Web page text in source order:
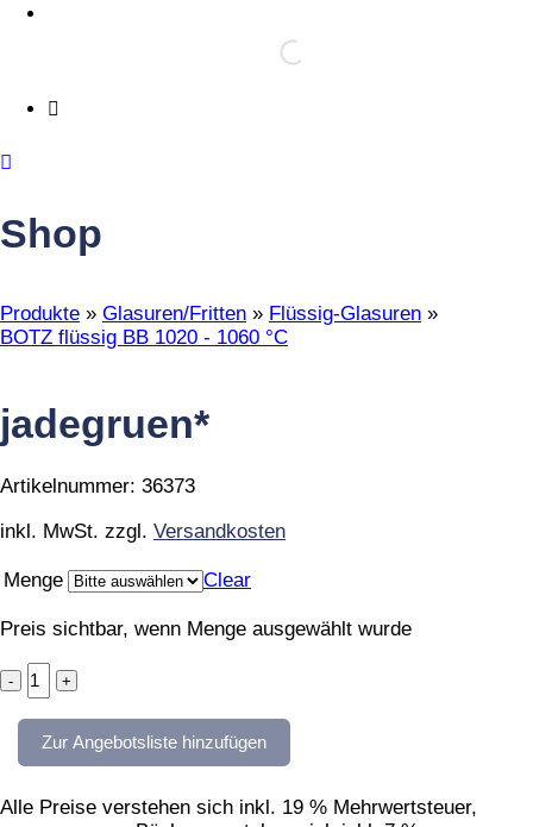
Shop
Produkte » Glasuren/Fritten » Flüssig-Glasuren »
BOTZ flüssig BB 1020 - 1060 °C
jadegruen*
Artikelnummer: 36373
inkl. MwSt. zzgl. Versandkosten
Menge Clear
Preis sichtbar, wenn Menge ausgewählt wurde
jadegruen*
quantity
Zur Angebotsliste hinzufügen
Alle Preise verstehen sich inkl. 19 % Mehrwertsteuer,